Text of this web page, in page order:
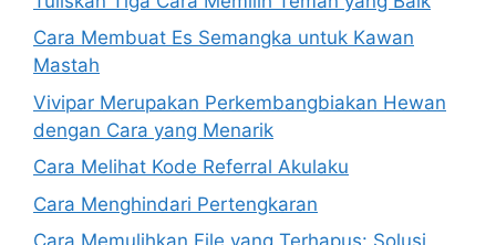
Cara Membuat Es Semangka untuk Kawan
Mastah
Vivipar Merupakan Perkembangbiakan Hewan
dengan Cara yang Menarik
Cara Melihat Kode Referral Akulaku
Cara Menghindari Pertengkaran
Cara Memulihkan File yang Terhapus: Solusi